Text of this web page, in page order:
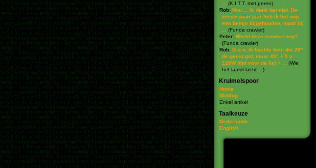
(K.I.T.T. met peren)
Rob: Nou ... ik denk het niet. De
eerste paar jaar heb ik het nog
een beetje bijgehouden, maar bij
(Funda crawler)
Peter: Werkt deze crawler nog?
(Funda crawler)
Rob: O o o, ik baalde toen die 28"
de geest gaf, maar 40" + 5 x
120W (tijd voor de 6e) + ...
(Wie
het laatst lacht ... )
Kruimelspoor
Home
Weblog
Enkel artikel
Taalkeuze
Nederlands
English